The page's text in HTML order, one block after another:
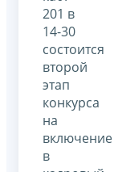
201 в
14-30
состоится
второй
этап
конкурса
на
включение
в